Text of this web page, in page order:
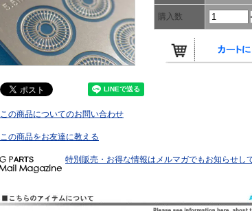
購入数
この商品についてのお問い合わせ
この商品をお友達に教える
特別販売・お得な情報はメルマガでもお知らせし